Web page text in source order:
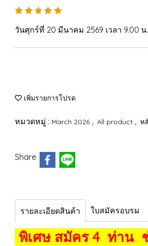
วันศุกร์ที่ 20 มีนาคม 2569 เวลา 9.00 น.
เพิ่มรายการโปรด
หมวดหมู่ : March 2026 , All product , ห
Share
รายละเอียดสินค้า ใบสมัครอบรม
พิเศษ สมัคร 4 ท่าน